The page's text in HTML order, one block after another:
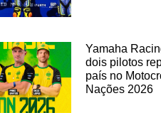
Yamaha
dois pilotos
país no
Nações 2026